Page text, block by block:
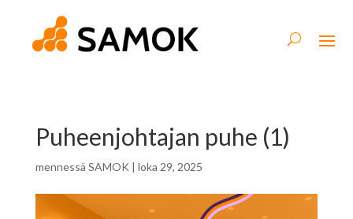
Puheenjohtajan puhe (1)
mennessä SAMOK | loka 29, 2025